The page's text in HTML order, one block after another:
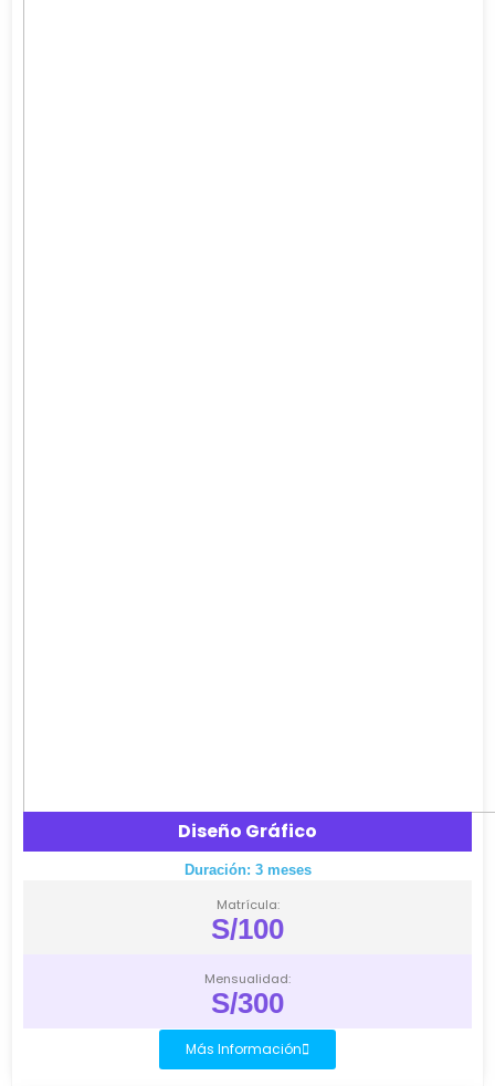
Diseño Gráfico
Duración: 3 meses
Matrícula:
S/100
Mensualidad:
S/300
Más Información